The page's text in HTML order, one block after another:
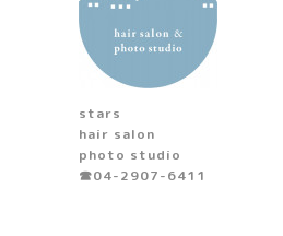
stars
hair salon
photo studio
☎︎04-2907-6411